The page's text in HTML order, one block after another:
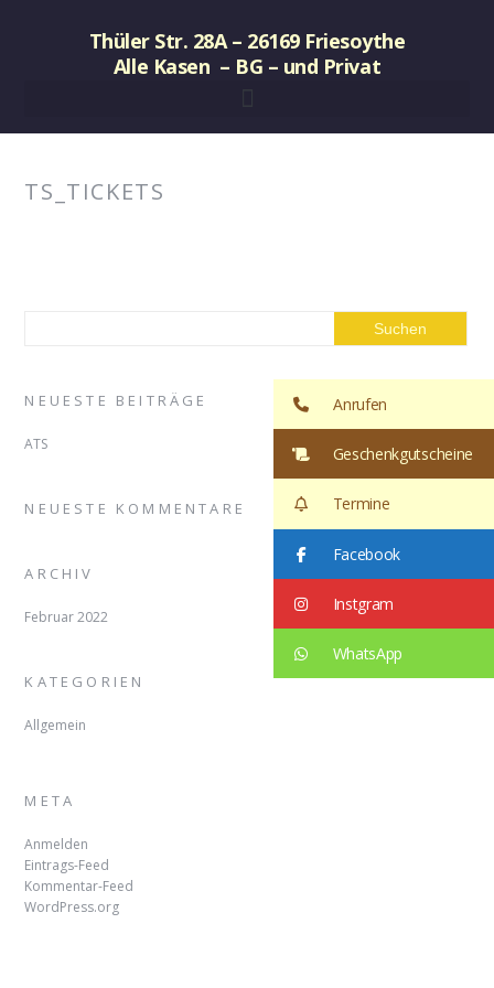
Thüler Str. 28A – 26169 Friesoythe
Alle Kasen – BG – und Privat
TS_TICKETS
NEUESTE BEITRÄGE
ATS
NEUESTE KOMMENTARE
ARCHIV
Februar 2022
KATEGORIEN
Allgemein
META
Anmelden
Eintrags-Feed
Kommentar-Feed
WordPress.org
Anrufen
Geschenkgutscheine
Termine
Facebook
Instgram
WhatsApp